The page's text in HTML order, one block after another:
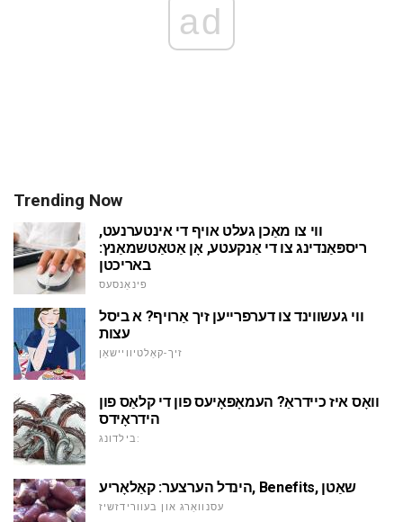
ad
Trending Now
ווי צו מאַכן געלט אויף די אינטערנעט,
ריספּאַנדינג צו די אַנקעטע, אָן אַטאַטשמאַנץ:
באריכטן
פינאַנסעס
ווי געשווינד צו דערפרייען זיך אַרויף? א ביסל
עצות
זיך-קאַלטיוויישאַן
וואָס איז כיידראַ? העמאָפּאָיעס פון די קלאַס פון
הידראָידס
בילדונג:
הינדל הערצער: קאַלאָריע, Benefits, שאַטן
עסנוואַרג און בעוורידזשיז